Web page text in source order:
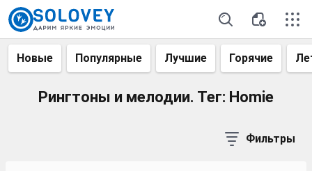
Новые Популярные Лучшие Горячие
Рингтоны и мелодии. Тег: Homie
Фильтры